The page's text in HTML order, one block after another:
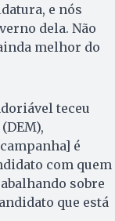
e nós
dela. Não
melhor do
teceu
é
com quem
sobre
que está